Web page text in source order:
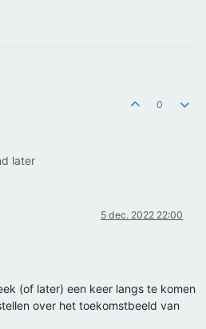
0
later
5 dec. 2022 22:00
(of later) een keer langs te komen
over het toekomstbeeld van